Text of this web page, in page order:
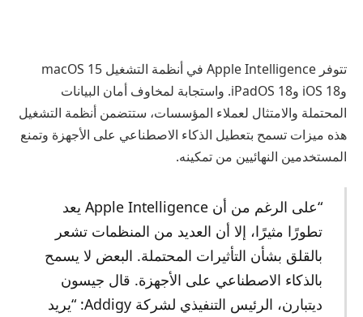
تتوفر Apple Intelligence في أنظمة التشغيل macOS 15
وiOS 18 وiPadOS 18. واستجابة لمخاوف أمان البيانات
المحتملة والامتثال لعملاء المؤسسات، ستتضمن أنظمة التشغيل
هذه ميزات تسمح بتعطيل الذكاء الاصطناعي على الأجهزة وتمنع
المستخدمين النهائيين من تمكينه.
“على الرغم من أن Apple Intelligence يعد
تطورًا مثيرًا، إلا أن العديد من المنظمات تشعر
بالقلق بشأن التأثيرات المحتملة. البعض لا يسمح
بالذكاء الاصطناعي على الأجهزة. قال جيسون
ديتبارن، الرئيس التنفيذي لشركة Addigy: “يريد